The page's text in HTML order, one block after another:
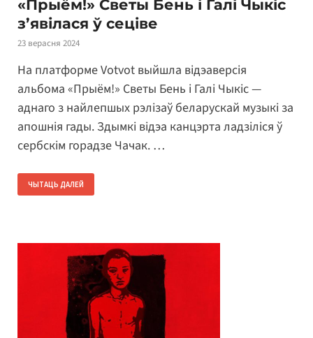
«Прыём!» Светы Бень і Галі Чыкіс
з’явілася ў сеціве
23 верасня 2024
На платформе Votvot выйшла відэаверсія
альбома «Прыём!» Светы Бень і Галі Чыкіс —
аднаго з найлепшых рэлізаў беларускай музыкі за
апошнія гады. Здымкі відэа канцэрта ладзіліся ў
сербскім горадзе Чачак. …
ЧЫТАЦЬ ДАЛЕЙ